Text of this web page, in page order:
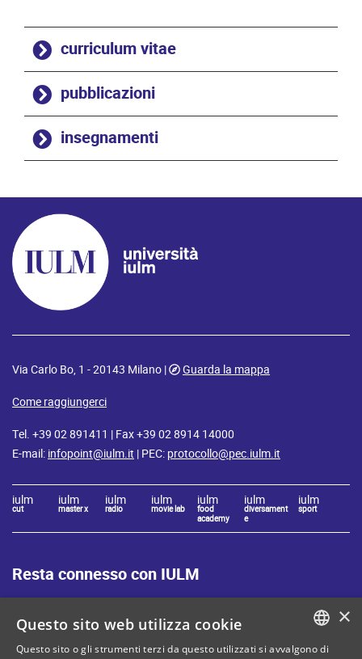
curriculum vitae
pubblicazioni
insegnamenti
Via Carlo Bo, 1 - 20143 Milano |
Guarda la mappa
Come raggiungerci
Tel. +39 02 891411 | Fax +39 02 8914 14000
E-mail: infopoint@iulm.it | PEC: protocollo@pec.iulm.it
iulm
cut
iulm
master x
iulm
radio
iulm
movie lab
iulm
food
academy
iulm
diversament
e
iulm
sport
Resta connesso con IULM
×
Questo sito web utilizza cookie
Questo sito o gli strumenti terzi da questo utilizzati si avvalgono di